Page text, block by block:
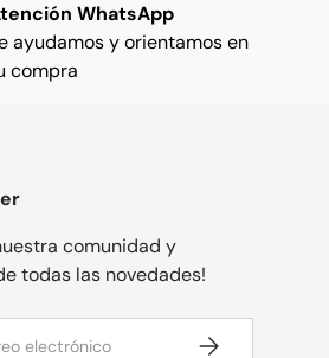
WhatsApp
ayudamos y orientamos en
compra
comunidad y
todas las novedades!
SUSCRIBIRSE